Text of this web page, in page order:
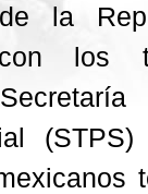
la
los